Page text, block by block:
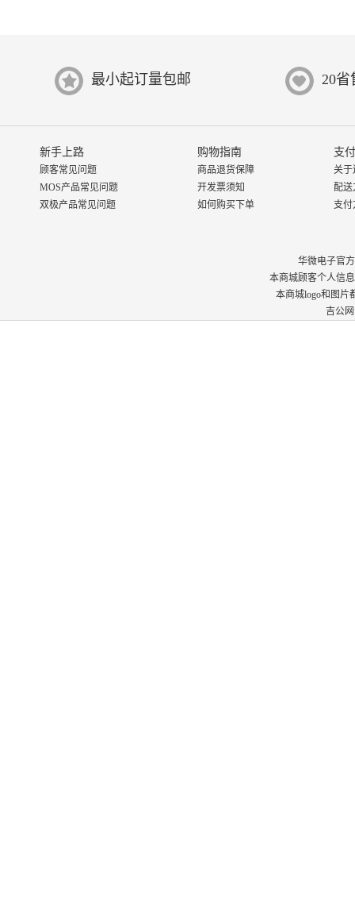
最小起订量包邮 20省
新手上路
顾客常见问题
MOS产品常见问题
双极产品常见问题
购物指南
商品退货保障
开发票须知
如何购买下单
支
关于
配送
支付
华微电子官
本商城顾客个人信
本商城logo和图片
吉公网